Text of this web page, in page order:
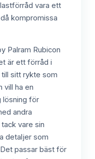
vara ett
kompromissa
Palram Rubicon
är ett förråd i
sitt rykte som
vill ha en
lösning för
andra
vare sin
detaljer som
passar bäst för